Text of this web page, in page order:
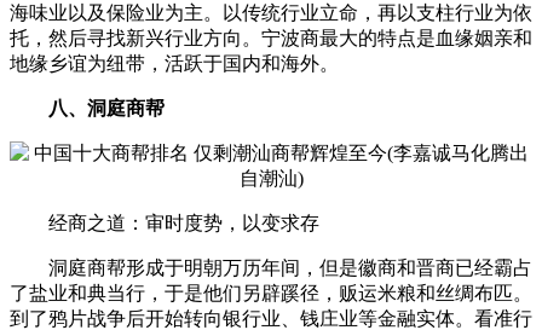
海味业以及保险业为主。以传统行业立命，再以支柱行业为依
托，然后寻找新兴行业方向。宁波商最大的特点是血缘姻亲和
地缘乡谊为纽带，活跃于国内和海外。
八、洞庭商帮
经商之道：审时度势，以变求存
洞庭商帮形成于明朝万历年间，但是徽商和晋商已经霸占
了盐业和典当行，于是他们另辟蹊径，贩运米粮和丝绸布匹。
到了鸦片战争后开始转向银行业、钱庄业等金融实体。看准行